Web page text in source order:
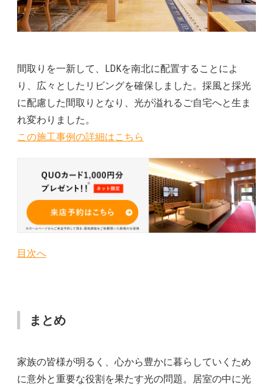
間取りを一新して、LDKを南北に配置することによ
り、広々としたリビングを確保しました。採風と採光
に配慮した間取りとなり、光が溢れるご自宅へと生ま
れ変わりました。
この施工事例の詳細はこちら
目次へ
まとめ
家族の皆様が明るく、心から豊かに暮らしていくため
に意外と重要な役割を果たす光の問題。居室の中に光